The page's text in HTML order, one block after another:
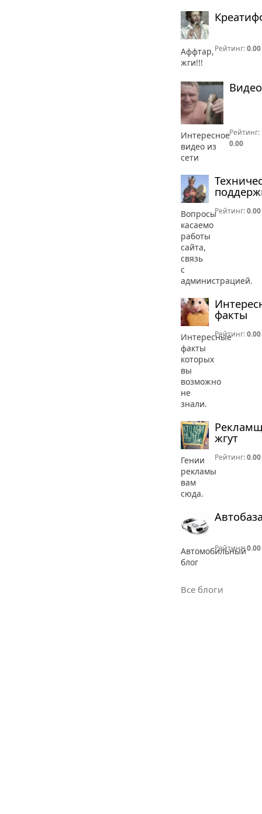
Аффтар,
жги!!!
Рейтинг:0.00
Видео
Интересное
видео из
сети
Рейтинг:
0.00
Вопросы
касаемо
работы
сайта,
связь
с
администрацией.
Рейтинг:0.00
факты
Интересные
факты
которых
вы
возможно
не
знали.
Рейтинг:0.00
жгут
Гении
рекламы
вам
сюда.
Рейтинг:0.00
Автомобильный
блог
Рейтинг:0.00
Все блоги